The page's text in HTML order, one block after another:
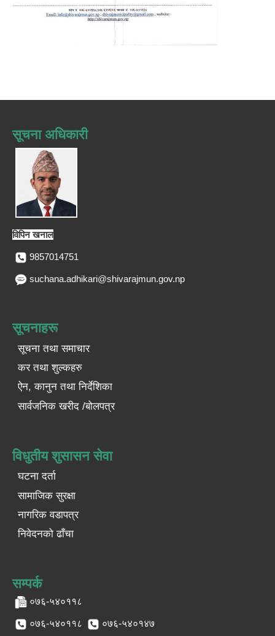
सूचना अधिकारी
विपिन खनाल
9857014751
suchana.adhikari@shivarajmun.gov.np
सूचनाहरू
सूचना तथा समाचार
कर तथा शुल्कहरु
ऐन, कानुन तथा निर्देशिका
सार्वजनिक खरीद /बोलपत्र
विधुतीय शुसासन सेवा
घटना दर्ता
सामाजिक सुरक्षा
नागरिक वडापत्र
निवेदनको ढाँचा
सम्पर्क
०७६-५४०११८
०७६-५४०११८ ०७६-५४०१४७